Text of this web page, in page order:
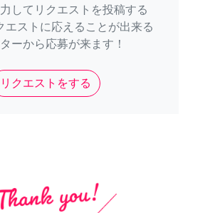
してリクエストを投稿する
エストに応えることが出来る
ーから応募が来ます！
リクエストをする